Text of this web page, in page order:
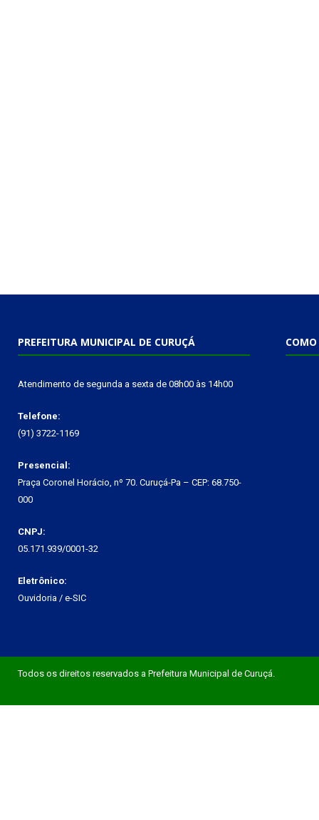
PREFEITURA MUNICIPAL DE CURUÇÁ
Atendimento de segunda a sexta de 08h00 às 14h00
Telefone:
(91) 3722-1169
Presencial:
Praça Coronel Horácio, nº 70. Curuçá-Pa – CEP: 68.750-
000
CNPJ:
05.171.939/0001-32
Eletrônico:
Ouvidoria / e-SIC
COMO
Todos os direitos reservados a Prefeitura Municipal de Curuçá.